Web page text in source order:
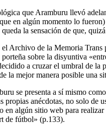
que Aramburu llevó
en algún momento lo
la sensación de que,
Archivo de la Memoria
sobre la disyuntiva
a cruzar el umbral de la
la mejor manera posible una
se presenta a sí mismo
propias anécdotas, no solo
algún sitio web para
de fútbol» (p.133).